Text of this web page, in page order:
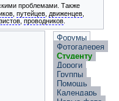
проблемами. Также
путейцев движенцев
проводников
Форумы
Фотогалерея
Студенту
Дороги
Группы
Помощь
Календарь